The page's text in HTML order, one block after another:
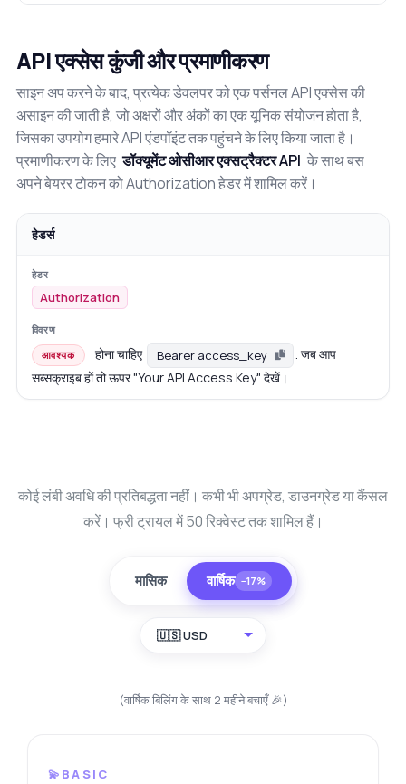
API एक्सेस कुंजी और प्रमाणीकरण
साइन अप करने के बाद, प्रत्येक डेवलपर को एक पर्सनल API एक्सेस की
असाइन की जाती है, जो अक्षरों और अंकों का एक यूनिक संयोजन होता है,
जिसका उपयोग हमारे API एंडपॉइंट तक पहुंचने के लिए किया जाता है।
प्रमाणीकरण के लिए डॉक्यूमेंट ओसीआर एक्सट्रैक्टर API के साथ बस
अपने बेयरर टोकन को Authorization हेडर में शामिल करें।
हेडर्स
Authorization
आवश्यक होना चाहिए Bearer access_key
. जब आप
सब्सक्राइब हों तो ऊपर "Your API Access Key" देखें।
कोई लंबी अवधि की प्रतिबद्धता नहीं। कभी भी अपग्रेड, डाउनग्रेड या कैंसल
करें। फ्री ट्रायल में 50 रिक्वेस्ट तक शामिल हैं।
मासिक वार्षिक −17%
🇺🇸 USD
(वार्षिक बिलिंग के साथ 2 महीने बचाएँ 🎉)
💫BASIC